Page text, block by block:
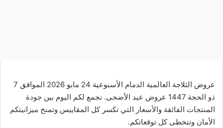
عروض الثلاجة العالمية الدمام الأسبوعية 24 مايو 2026 الموافق 7
ذو الحجة 1447 عروض عيد الأضحى. نجمع لكم اليوم بين
جودة
المنتجات الفائقة والأسعار التي تكسر كل المقاييس وتمنح ميزانيتكم
الأمان وتتخطى كل توقعاتكم.